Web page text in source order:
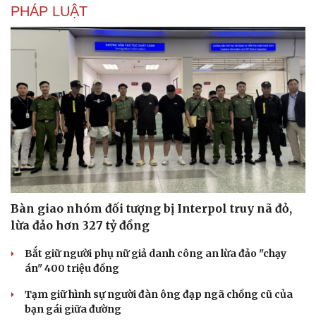
PHÁP LUẬT
Bàn giao nhóm đối tượng bị Interpol truy nã đỏ,
lừa đảo hơn 327 tỷ đồng
Bắt giữ người phụ nữ giả danh công an lừa đảo "chạy
án" 400 triệu đồng
Tạm giữ hình sự người đàn ông đạp ngã chồng cũ của
bạn gái giữa đường